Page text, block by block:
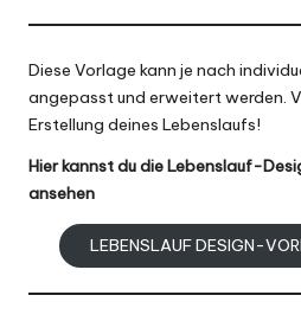
Diese Vorlage kann je nach
angepasst und erweitert werden.
Erstellung deines Lebenslaufs!
Hier kannst du die Lebenslauf-
ansehen
LEBENSLAUF DESIGN-